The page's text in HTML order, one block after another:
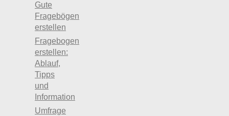
Gute
Fragebögen
erstellen
Fragebogen
erstellen:
Ablauf,
Tipps
und
Information
Umfrage